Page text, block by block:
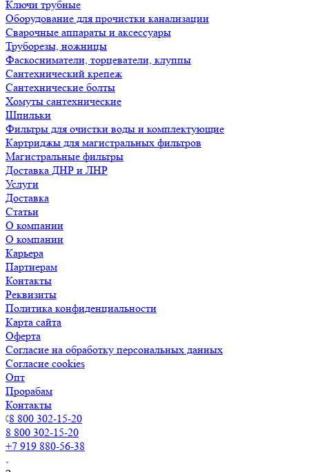
Ключи трубные
Оборудование для прочистки канализации
Сварочные аппараты и аксессуары
Труборезы, ножницы
Фаскосниматели, торцеватели, клуппы
Сантехнический крепеж
Сантехнические болты
Хомуты сантехнические
Шпильки
Фильтры для очистки воды и комплектующие
Картриджы для магистральных фильтров
Магистральные фильтры
Доставка ДНР и ЛНР
Услуги
Доставка
Статьи
О компании
О компании
Карьера
Партнерам
Контакты
Реквизиты
Политика конфиденциальности
Карта сайта
Оферта
Согласие на обработку персональных данных
Согласие cookies
Опт
Прорабам
Контакты
8 800 302-15-20
8 800 302-15-20
+7 919 880-56-38